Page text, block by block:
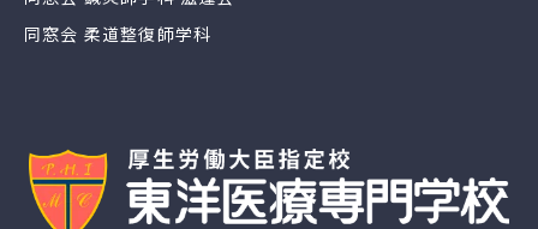
同窓会 柔道整復師学科